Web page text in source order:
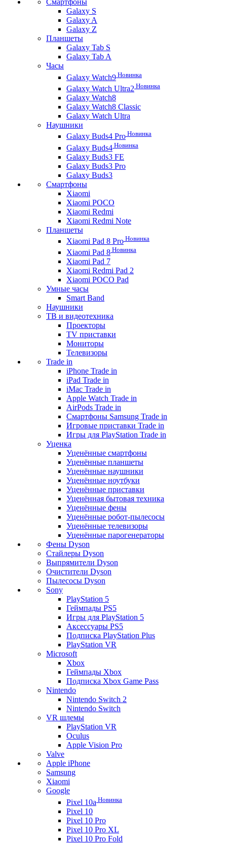
Смартфоны
Galaxy S
Galaxy A
Galaxy Z
Планшеты
Galaxy Tab S
Galaxy Tab A
Часы
Galaxy Watch9 Новинка
Galaxy Watch Ultra2 Новинка
Galaxy Watch8
Galaxy Watch8 Classic
Galaxy Watch Ultra
Наушники
Galaxy Buds4 Pro Новинка
Galaxy Buds4 Новинка
Galaxy Buds3 FE
Galaxy Buds3 Pro
Galaxy Buds3
Смартфоны
Xiaomi
Xiaomi POCO
Xiaomi Redmi
Xiaomi Redmi Note
Планшеты
Xiaomi Pad 8 Pro Новинка
Xiaomi Pad 8 Новинка
Xiaomi Pad 7
Xiaomi Redmi Pad 2
Xiaomi POCO Pad
Умные часы
Smart Band
Наушники
ТВ и видеотехника
Проекторы
TV приставки
Мониторы
Телевизоры
Trade in
iPhone Trade in
iPad Trade in
iMac Trade in
Apple Watch Trade in
AirPods Trade in
Смартфоны Samsung Trade in
Игровые приставки Trade in
Игры для PlayStation Trade in
Уценка
Уценённые смартфоны
Уценённые планшеты
Уценённые наушники
Уценённые ноутбуки
Уценённые приставки
Уценённая бытовая техника
Уценённые фены
Уценённые робот-пылесосы
Уценённые телевизоры
Уценённые парогенераторы
Фены Dyson
Стайлеры Dyson
Выпрямители Dyson
Очистители Dyson
Пылесосы Dyson
Sony
PlayStation 5
Геймпады PS5
Игры для PlayStation 5
Аксессуары PS5
Подписка PlayStation Plus
PlayStation VR
Microsoft
Xbox
Геймпады Xbox
Подписка Xbox Game Pass
Nintendo
Nintendo Switch 2
Nintendo Switch
VR шлемы
PlayStation VR
Oculus
Apple Vision Pro
Valve
Apple iPhone
Samsung
Xiaomi
Google
Pixel 10a Новинка
Pixel 10
Pixel 10 Pro
Pixel 10 Pro XL
Pixel 10 Pro Fold